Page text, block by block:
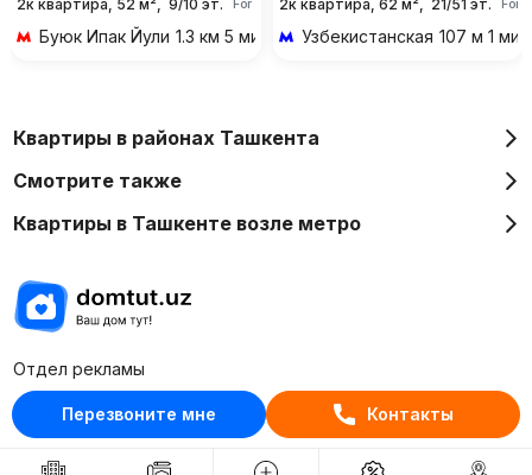
Перезвоните мне Контакты
2к квартира, 52 м², 9/10 эт. For days
Буюк Ипак Йули 1.3 км 5 мин на транспорте
2к квартира, 62 м², 21/51 эт. For
Узбекистанская 107 м 1
Квартиры в районах Ташкента
Смотрите также
Квартиры в Ташкенте возле метро
Отдел рекламы
+998 (78) 113-20-86
+998 (93) 390-30-10